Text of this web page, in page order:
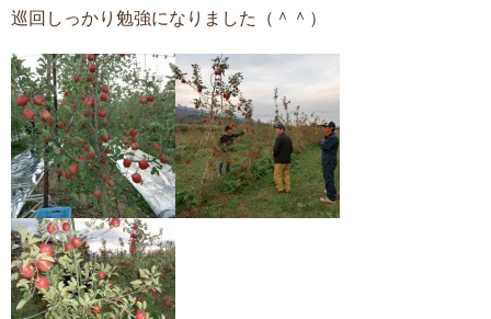
巡回しっかり勉強になりました（＾＾）